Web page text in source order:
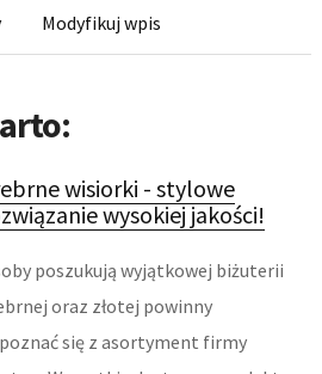
ONLINE
MEBLE
WNĘTRZ
ŁAZIENKI
Modyfikuj wpis
wisiorki - stylowe
wysokiej jakości!
poszukują wyjątkowej biżuterii
oraz złotej powinny
się z asortyment firmy